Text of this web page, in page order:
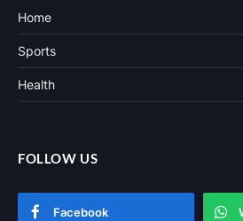
Home
Sports
Health
FOLLOW US
Facebook